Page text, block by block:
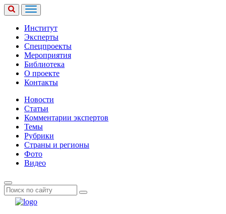
Институт
Эксперты
Спецпроекты
Мероприятия
Библиотека
О проекте
Контакты
Новости
Статьи
Комментарии экспертов
Темы
Рубрики
Страны и регионы
Фото
Видео